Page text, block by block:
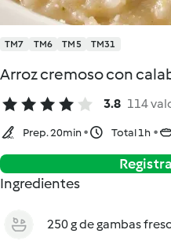
TM7 TM6 TM5 TM31
Arroz cremoso con
3.8 114
Prep. 20min Total 1h
Ingredientes
250 g de gambas